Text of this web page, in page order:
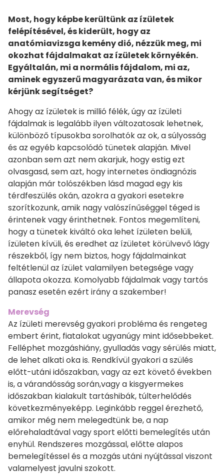
Most, hogy képbe kerültünk az ízületek
felépítésével, és kiderült, hogy az
anatómiavizsga kemény dió, nézzük meg, mi
okozhat fájdalmakat az ízületek környékén.
Egyáltalán, mi a normális fájdalom, mi az,
aminek egyszerű magyarázata van, és mikor
kérjünk segítséget?
Ahogy az ízületek is millió félék, úgy az ízületi
fájdalmak is legalább ilyen változatosak lehetnek,
különböző típusokba sorolhatók az ok, a súlyosság
és az egyéb kapcsolódó tünetek alapján. Mivel
azonban sem azt nem akarjuk, hogy estig ezt
olvasgasd, sem azt, hogy internetes öndiagnózis
alapján már tolószékben lásd magad egy kis
térdfeszülés okán, azokra a gyakori esetekre
szorítkozunk, amik nagy valószínűséggel téged is
érintenek vagy érinthetnek. Fontos megemlíteni,
hogy a tünetek kiváltó oka lehet ízületen belüli,
ízületen kívüli, és eredhet az ízületet körülvevő lágy
részekből, így nem biztos, hogy fájdalmainkat
feltétlenül az ízület valamilyen betegsége vagy
állapota okozza. Komolyabb fájdalmak vagy tartós
panasz esetén ezért irány a szakember!
Merevség
Az ízületi merevség gyakori probléma és rengeteg
embert érint, fiatalokat ugyanúgy mint idősebbeket.
Felléphet mozgáshiány, gyulladás vagy sérülés miatt,
de lehet alkati oka is. Rendkívül gyakori a szülés
előtt-utáni időszakban, vagy az ezt követő években
is, a várandósság során,vagy a kisgyermekes
időszakban kialakult tartáshibák, túlterhelődés
következményeképp. Leginkább reggel érezhető,
amikor még nem melegedtünk be, a nap
előrehaladtával vagy sport előtti bemelegítés után
enyhül. Rendszeres mozgással, előtte alapos
bemelegítéssel és a mozgás utáni nyújtással viszont
valamelyest javulni szokott.